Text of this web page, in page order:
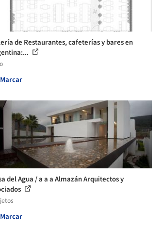
de Restaurantes, cafeterías y bares en
Marcar
del Agua / a a a Almazán Arquitectos y
Marcar